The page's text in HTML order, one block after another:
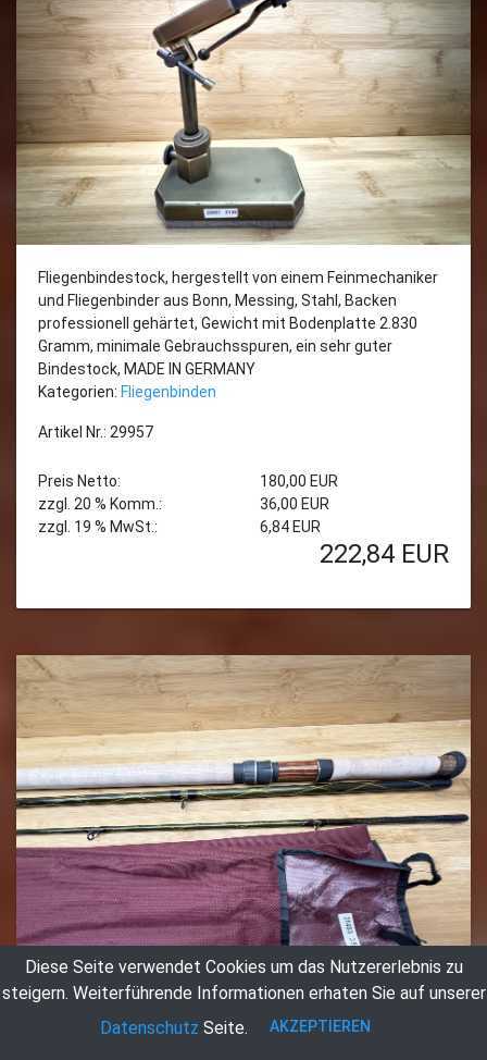
Fliegenbindestock, hergestellt von einem Feinmechaniker
und Fliegenbinder aus Bonn, Messing, Stahl, Backen
professionell gehärtet, Gewicht mit Bodenplatte 2.830
Gramm, minimale Gebrauchsspuren, ein sehr guter
Bindestock, MADE IN GERMANY
Kategorien: Fliegenbinden
Artikel Nr.: 29957
Preis Netto:
180,00 EUR
zzgl. 20 % Komm.:
36,00 EUR
zzgl. 19 % MwSt.:
6,84 EUR
222,84 EUR
Zweihandfliegenrute, DAM, Senso River Scandinavian Fly,
Diese Seite verwendet Cookies um das Nutzererlebnis zu
steigern. Weiterführende Informationen erhaten Sie auf unserer
Datenschutz Seite. AKZEPTIEREN